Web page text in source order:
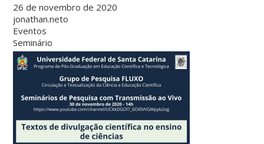
26 de novembro de 2020
jonathan.neto
Eventos
Seminário